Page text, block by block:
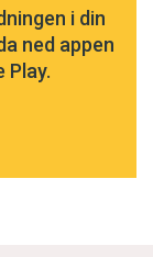
i din
ned appen
Play.